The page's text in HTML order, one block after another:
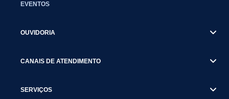
EVENTOS
OUVIDORIA
CANAIS DE ATENDIMENTO
SERVIÇOS